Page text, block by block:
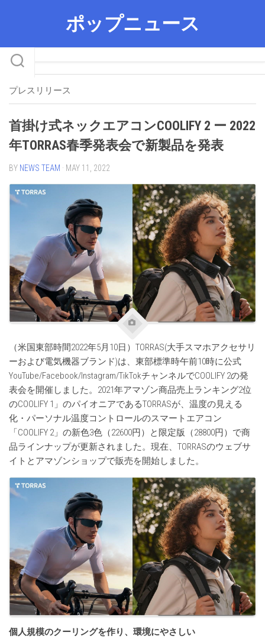
ポップニュース
プレスリリース
首掛け式ネックエアコンCOOLIFY 2 ー 2022
年TORRAS春季発表会で新製品を発表
BY NEWS TEAM · MAY 11, 2022
（米国東部時間2022年5月10日）TORRAS(大手スマホアクセサリ
ーおよび電気機器ブランド)は、東部標準時午前10時に公式
YouTube/Facebook/Instagram/TikTokチャンネルでCOOLIFY 2の発
表会を開催しました。2021年アマゾン商品売上ランキング2位
のCOOLIFY 1」のパイオニアであるTORRASが、温度の見える
化・パーソナル温度コントロールのスマートエアコン
「COOLIFY 2」の新色3色（22600円）と限定版（28800円）で商
品ラインナップが更新されました。現在、TORRASのウェブサ
イトとアマゾンショップで販売を開始しました。
個人規模のクーリングを作り 、環境にやさしい